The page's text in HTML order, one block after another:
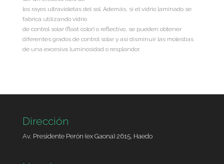
los rayos ultravioletas del sol. Además, si el vidrio laminado se
fabrica utilizando vidrio
de control solar (float color) o reflectivo, se pueden obtener
diferentes grados de control solar y así disminuir las molestias
de una excesiva luminosidad o resplandor.
Dirección
Av. Presidente Perón (ex Gaona) 2615, Haedo